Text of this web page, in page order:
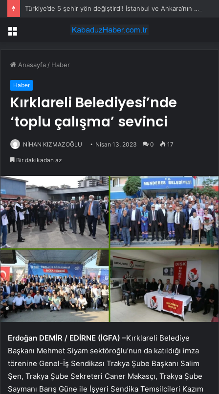
Türkiye’de 5 şehir yön değiştirdi! İstanbul ve Ankara’nın ağırlık merkezleri kaydı
Menü
Anasayfa / Haber
Haber
Kırklareli Belediyesi’nde
‘toplu çalışma’ sevinci
NİHAN KIZMAZOĞLU Nisan 13, 2023 0 17
Bir dakikadan az
Erdoğan DEMİR / EDİRNE (İGFA) –Kırklareli Belediye
Başkanı Mehmet Siyam sektöroğlu’nun da katıldığı imza
törenine Genel-İş Sendikası Trakya Şube Başkanı Salim
Şen, Trakya Şube Sekreteri Caner Makasçı, Trakya Şube
Saymanı Barış Güne ile İşyeri Sendika Temsilcileri Kazım